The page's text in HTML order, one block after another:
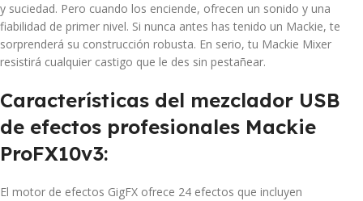
y suciedad. Pero cuando los enciende, ofrecen un sonido y una
fiabilidad de primer nivel. Si nunca antes has tenido un Mackie, te
sorprenderá su construcción robusta. En serio, tu Mackie Mixer
resistirá cualquier castigo que le des sin pestañear.
Características del mezclador USB
de efectos profesionales Mackie
ProFX10v3:
El motor de efectos GigFX ofrece 24 efectos que incluyen